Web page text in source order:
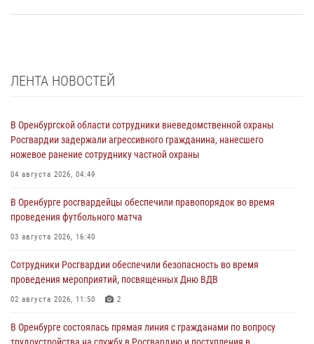
ЛЕНТА НОВОСТЕЙ
В Оренбургской области сотрудники вневедомственной охраны
Росгвардии задержали агрессивного гражданина, нанесшего
ножевое ранение сотруднику частной охраны
04 августа 2026, 04:49
В Оренбурге росгвардейцы обеспечили правопорядок во время
проведения футбольного матча
03 августа 2026, 16:40
Сотрудники Росгвардии обеспечили безопасность во время
проведения мероприятий, посвященных Дню ВДВ
02 августа 2026, 11:50 2
В Оренбурге состоялась прямая линия с гражданами по вопросу